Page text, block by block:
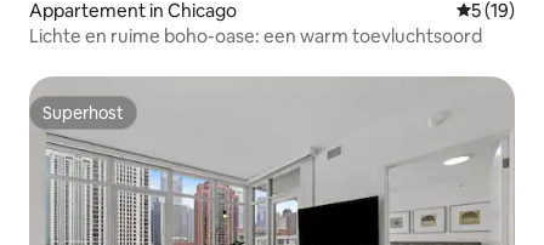
Appartement in Chicago
5 (19)
Lichte en ruime boho-oase: een warm toevluchtsoord
Superhost
Superhost